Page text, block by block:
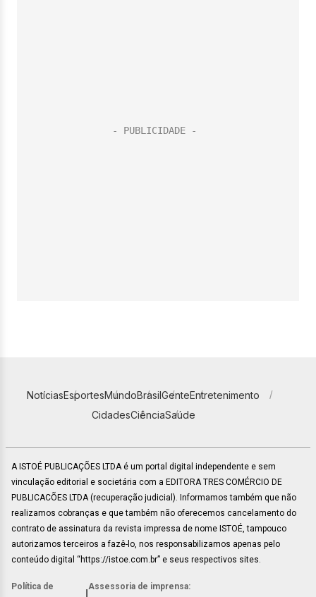
NotíciasEsportesMundoBrasilGenteEntretenimento
CidadesCiênciaSaúde
A ISTOÉ PUBLICAÇÕES LTDA é um portal digital independente e sem
vinculação editorial e societária com a EDITORA TRES COMÉRCIO DE
PUBLICACÕES LTDA (recuperação judicial). Informamos também que não
realizamos cobranças e que também não oferecemos cancelamento do
contrato de assinatura da revista impressa de nome ISTOÉ, tampouco
autorizamos terceiros a fazê-lo, nos responsabilizamos apenas pelo
conteúdo digital “https://istoe.com.br” e seus respectivos sites.
Política de Assessoria de imprensa: